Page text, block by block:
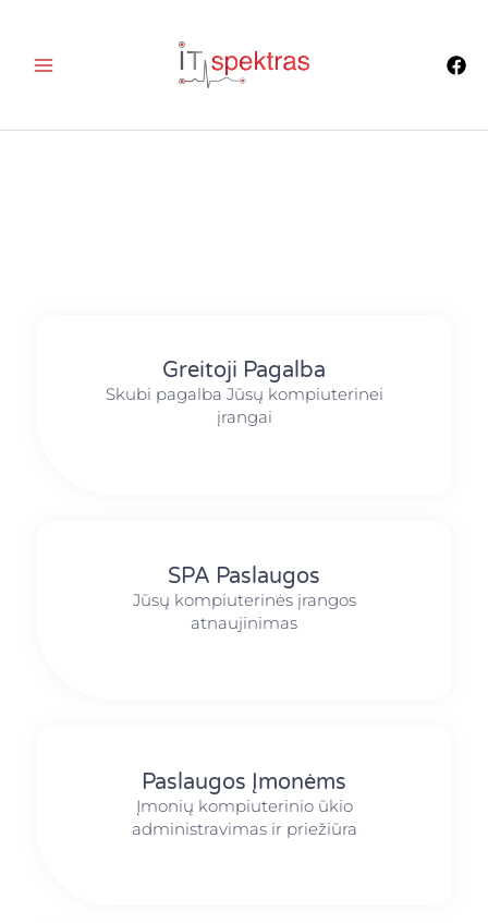
turinio
Greitoji Pagalba
Skubi pagalba Jūsų kompiuterinei
įrangai
SPA Paslaugos
Jūsų kompiuterinės įrangos
atnaujinimas
Paslaugos Įmonėms
Įmonių kompiuterinio ūkio
administravimas ir priežiūra